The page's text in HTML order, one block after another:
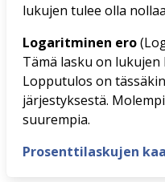
lukujen tulee olla
Logaritminen ero
Tämä lasku on
Lopputulos on
järjestyksestä.
suurempia.
Prosenttilaskujen